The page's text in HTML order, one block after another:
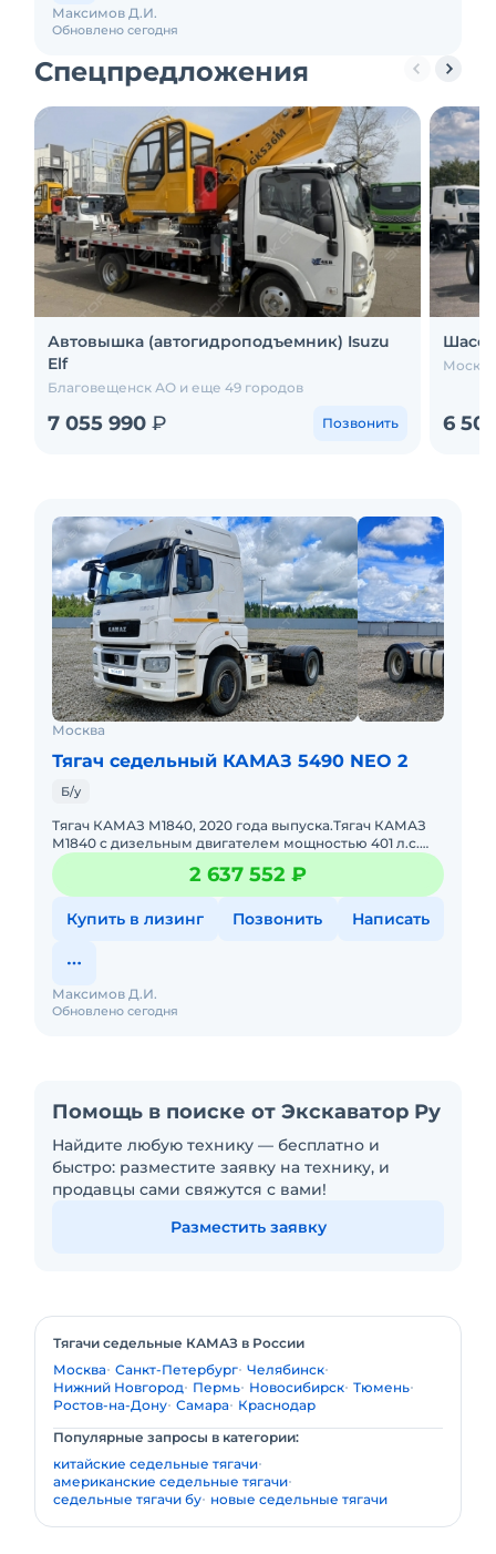
Обновлено сегодня
Максимов Д.И.
Спецпредложения
Автовышка (автогидроподъемник) Isuzu
Elf
Благовещенск АО и еще 49 городов
7 055 990 ₽ Позвонить 6
Москва
Тягач седельный КАМАЗ 5490 NEO 2
Б/у
Тягач КАМАЗ М1840, 2020 года выпуска.Тягач КАМАЗ
М1840 с дизельным двигателем мощностью 401 л.с.
Рабочий объем двигателя — 11 967 см³. Коробка переда
2 637 552 ₽
Купить в лизинг Позвонить Написать
Обновлено сегодня
Максимов Д.И.
Помощь в поиске от Экскаватор Ру
Найдите любую технику — бесплатно и
быстро: разместите заявку на технику, и
продавцы сами свяжутся с вами!
Разместить заявку
Тягачи седельные КАМАЗ в России
Москва Санкт-Петербург Челябинск
Нижний Новгород Пермь Новосибирск Тюмень
Ростов-на-Дону Самара Краснодар
Популярные запросы в категории:
китайские седельные тягачи
американские седельные тягачи
седельные тягачи бу новые седельные тягачи